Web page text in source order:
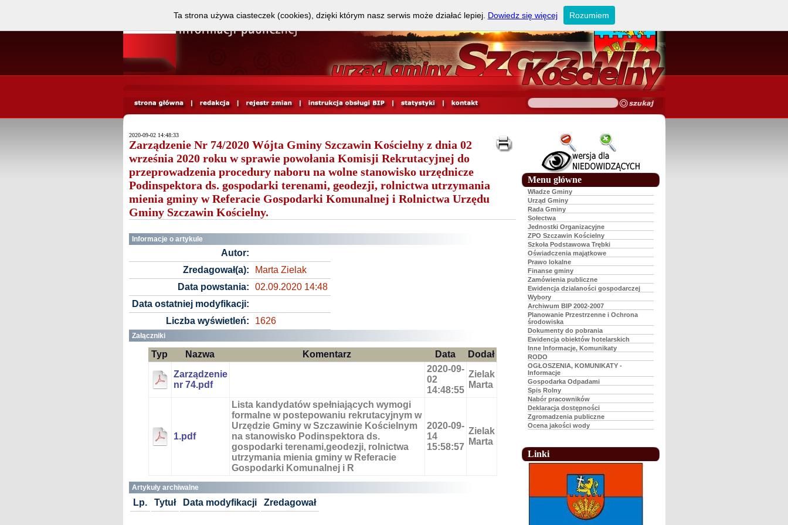
2020-09-02 14:48:33
Zarządzenie Nr 74/2020 Wójta Gminy Szczawin Kościelny z dnia 02
września 2020 roku w sprawie powołania Komisji Rekrutacyjnej do
przeprowadzenia procedury naboru na wolne stanowisko urzędnicze
Podinspektora ds. gospodarki terenami, geodezji, rolnictwa utrzymania
mienia gminy w Referacie Gospodarki Komunalnej i Rolnictwa Urzędu
Gminy Szczawin Kościelny.
Informacje o artykule
Autor:
Zredagował(a):
Marta Zielak
Data powstania:
02.09.2020 14:48
Data ostatniej modyfikacji:
Liczba wyświetleń:
1626
Załączniki
Typ Nazwa Komentarz Data
Dodał
Zarządzenie
nr 74.pdf
2020-09-
02
14:48:55
Zielak
Marta
1.pdf
Lista kandydatów spełniających wymogi
formalne w postepowaniu rekrutacyjnym w
Urzędzie Gminy w Szczawinie Kościelnym
na stanowisko Podinspektora ds.
gospodarki terenami,geodezji, rolnictwa
utrzymania mienia gminy w Referacie
Gospodarki Komunalnej i R
2020-09-
14
15:58:57
Zielak
Marta
Artykuły archiwalne
Lp. Tytuł Data modyfikacji Zredagował
Menu główne
Władze Gminy
Urząd Gminy
Rada Gminy
Sołectwa
Jednostki Organizacyjne
ZPO Szczawin Kościelny
Szkoła Podstawowa Trębki
Oświadczenia majątkowe
Prawo lokalne
Finanse gminy
Zamówienia publiczne
Ewidencja dzialaności gospodarczej
Wybory
Archiwum BIP 2002-2007
Planowanie Przestrzenne i Ochrona
środowiska
Dokumenty do pobrania
Ewidencja obiektów hotelarskich
Inne Informacje, Komunikaty
RODO
OGŁOSZENIA, KOMUNIKATY -
Informacje
Gospodarka Odpadami
Spis Rolny
Nabór pracowników
Deklaracja dostępności
Zgromadzenia publiczne
Ocena jakości wody
Linki
Ta strona używa ciasteczek (cookies), dzięki którym nasz serwis może działać lepiej. Dowiedz się więcej Rozumiem